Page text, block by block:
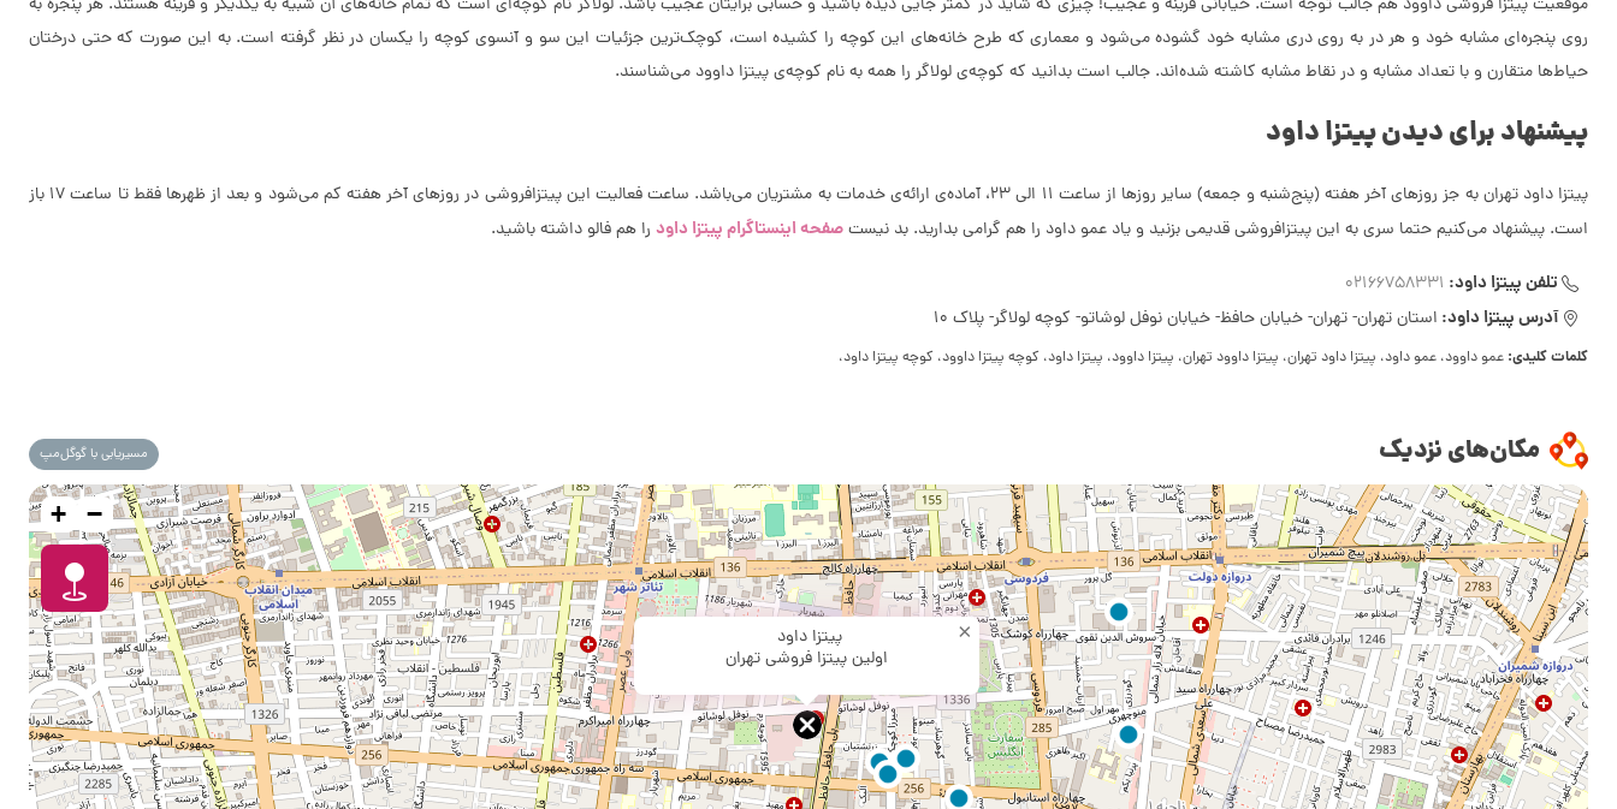
موقعیت پیتزا فروشی داوود هم جالب توجه است. خیابانی قرینه و عجیب! چیزی که شاید در کمتر جایی دیده باشید و حسابی برایتان عجیب باشد. لولاگر نام کوچه‌ای است که تمام خانه‌های آن شبیه به یکدیگر و قرینه هستند. هر پنجره به
روی پنجره‌ای مشابه خود و هر در به روی دری مشابه خود گشوده می‌شود و معماری که طرح خانه‌های این کوچه را کشیده است، کوچک‌ترین جزئیات این سو و آنسوی کوچه را یکسان در نظر گرفته است. به این صورت که حتی درختان
حیاط‌ها متقارن و با تعداد مشابه و در نقاط مشابه کاشته شده‌اند. جالب است بدانید که کوچه‌ی لولاگر را همه به نام کوچه‌ی پیتزا داوود می‌شناسند.
پیشنهاد برای دیدن پیتزا داود
پیتزا داود تهران به‌ جز روزهای آخر هفته (پنج‌شنبه و جمعه) سایر روزها از ساعت 11 الی 23، آماده‌ی ارائه‌ی خدمات به مشتریان می‌باشد. ساعت فعالیت این پیتزافروشی در روزهای آخر هفته کم می‌شود و بعد از ظهرها فقط تا ساعت 17 باز
است. پیشنهاد می‌کنیم حتما سری به این پیتزافروشی قدیمی بزنید و یاد عمو داود را هم گرامی بدارید. بد نیستصفحه اینستاگرام پیتزا داود را هم فالو داشته باشید.
تلفن پیتزا داود: 02166758331
آدرس پیتزا داود: استان تهران- تهران- خیابان حافظ- خیابان نوفل لوشاتو- کوچه لولاگر- پلاک 10
کلمات کلیدی: عمو داوود، عمو داود، پیتزا داود تهران، پیتزا داوود تهران، پیتزا داوود، پیتزا داود، کوچه پیتزا داوود، کوچه پیتزا داود،
مکان‌های نزدیک مسیریابی با گوگل‌مپ
پیتزا داود
اولین پیتزا فروشی تهران
×
+ −